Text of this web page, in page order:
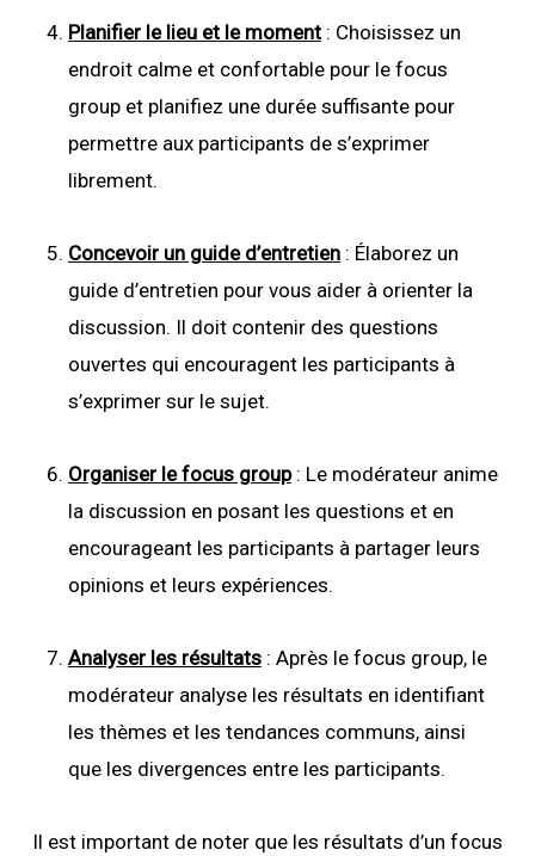
Planifier le lieu et le moment: Choisissez un
endroit calme et confortable pour le focus
group et planifiez une durée suffisante pour
permettre aux participants de s’exprimer
librement.
Concevoir un guide d’entretien: Élaborez un
guide d’entretien pour vous aider à orienter la
discussion. Il doit contenir des questions
ouvertes qui encouragent les participants à
s’exprimer sur le sujet.
Organiser le focus group: Le modérateur anime
la discussion en posant les questions et en
encourageant les participants à partager leurs
opinions et leurs expériences.
Analyser les résultats: Après le focus group, le
modérateur analyse les résultats en identifiant
les thèmes et les tendances communs, ainsi
que les divergences entre les participants.
Il est important de noter que les résultats d’un focus